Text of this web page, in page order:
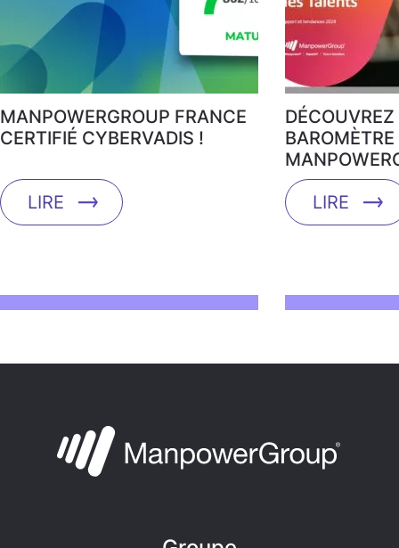
MANPOWERGROUP FRANCE
CERTIFIÉ CYBERVADIS !
LIRE
DÉCOUVREZ
LIRE